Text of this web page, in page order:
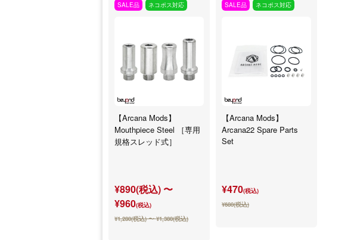
SALE品 ネコポス対応
【Arcana Mods】
Mouthpiece Steel ［専用
規格スレッド式］
¥890(税込) 〜
¥960(税込)
¥1,280(税込) 〜 ¥1,380(税込)
SALE品 ネコポス対応
【Arcana Mods】
Arcana22 Spare Parts
Set
¥470(税込)
¥680(税込)